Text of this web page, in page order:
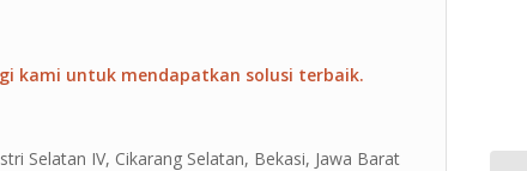
kami untuk mendapatkan solusi terbaik.
Selatan IV, Cikarang Selatan, Bekasi, Jawa Barat